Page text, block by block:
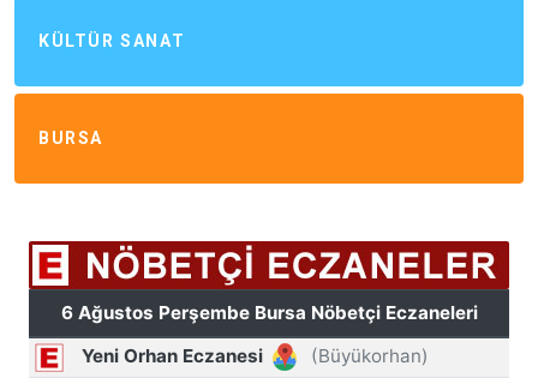
KÜLTÜR SANAT
BURSA